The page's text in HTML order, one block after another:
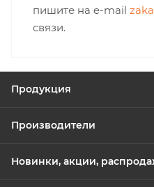
пишите на e-mail
связи.
Продукция
Производители
Новинки, акции,